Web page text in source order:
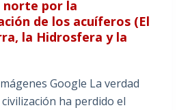
norte por la
de los acuíferos (El
la Hidrosfera y la
Google La verdad
ha perdido el